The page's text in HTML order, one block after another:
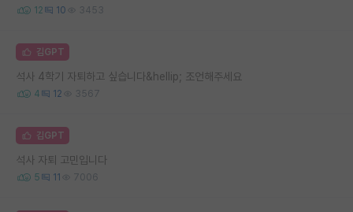
12 10 3453
김GPT
석사 4학기 자퇴하고 싶습니다&hellip; 조언해주세요
4 12 3567
김GPT
석사 자퇴 고민입니다
5 11 7006